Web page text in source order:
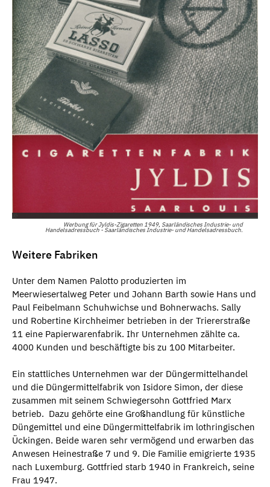
Werbung für Jyldis-Zigaretten 1949, Saarländisches Industrie- und
Handelsadressbuch - Saarländisches Industrie- und Handelsadressbuch.
Weitere Fabriken
Unter dem Namen Palotto produzierten im
Meerwiesertalweg Peter und Johann Barth sowie Hans und
Paul Feibelmann Schuhwichse und Bohnerwachs. Sally
und Robertine Kirchheimer betrieben in der Triererstraße
11 eine Papierwarenfabrik. Ihr Unternehmen zählte ca.
4000 Kunden und beschäftigte bis zu 100 Mitarbeiter.
Ein stattliches Unternehmen war der Düngermittelhandel
und die Düngermittelfabrik von Isidore Simon, der diese
zusammen mit seinem Schwiegersohn Gottfried Marx
betrieb. Dazu gehörte eine Großhandlung für künstliche
Düngemittel und eine Düngermittelfabrik im lothringischen
Ückingen. Beide waren sehr vermögend und erwarben das
Anwesen Heinestraße 7 und 9. Die Familie emigrierte 1935
nach Luxemburg. Gottfried starb 1940 in Frankreich, seine
Frau 1947.